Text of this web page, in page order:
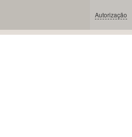
Autorização